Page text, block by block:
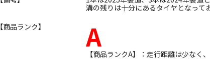
溝の残りは十分にあるタイヤとなって
【商品ランク】
A
【商品ランクA】：走行距離は少なく